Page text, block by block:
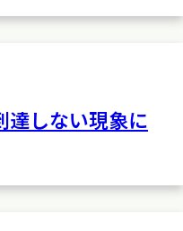
しない現象に